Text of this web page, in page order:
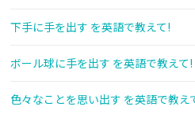
下手に手を出す を英語で教えて!
ボール球に手を出す を英語で教えて!
色々なことを思い出す を英語で教え